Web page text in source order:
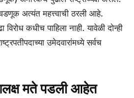
अत्यंत महत्त्वाची ठरली आहे.
कधीच पाहिला नाही. यावेळी दोन्ही
उमेदवारांमध्ये सर्वच
मते पडली आहेत